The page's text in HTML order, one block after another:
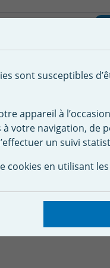
& Couverture
Bâche à barre
sont susceptibles
appareil à
votre navigation, de
un suivi
cookies en utilisant